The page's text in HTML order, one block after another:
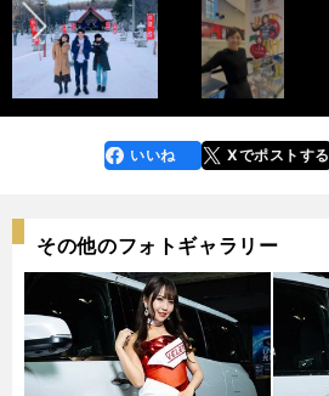
faceboo
k
いいね Xでポストする
line
その他のフォトギャラリー